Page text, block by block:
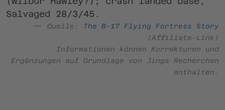
Salvaged 28/3/45.
Quelle:
The B-17 Flying Fortress Story
(Affiliate-Link)
Informationen können Korrekturen und
Ergänzungen auf Grundlage von Jings Recherchen
enthalten.